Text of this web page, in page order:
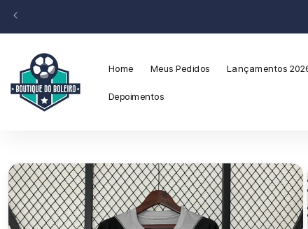
para o
Home Meus Pedidos Lançamentos
Depoimentos
as
informações
do produto